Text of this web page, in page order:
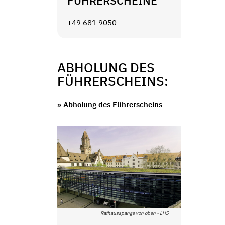
+49 681 9050
ABHOLUNG DES
FÜHRERSCHEINS:
» Abholung des Führerscheins
Rathausspange von oben - LHS